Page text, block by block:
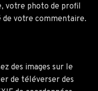
votre photo de profil
votre commentaire.
des images sur le
de téléverser des